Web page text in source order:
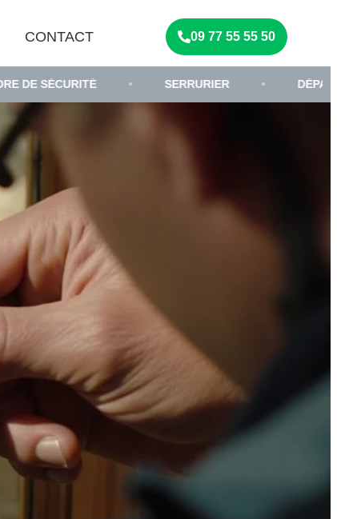
CONTACT 09 77 55 55 50
• SERRURIER • DÉPANNAGE DE